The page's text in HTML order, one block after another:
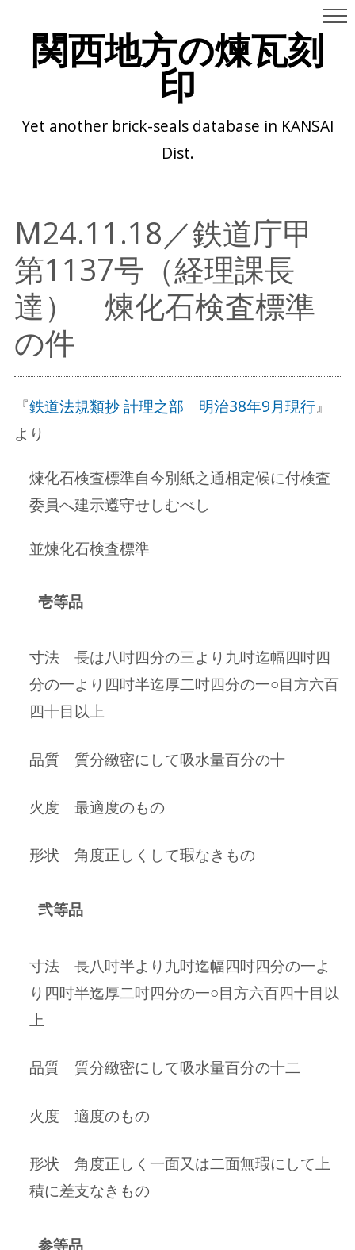
関西地方の煉瓦刻
印
Yet another brick-seals database in KANSAI
Dist.
M24.11.18／鉄道庁甲
第1137号（経理課長
達） 煉化石検査標準
の件
『鉄道法規類抄 計理之部 明治38年9月現行』
より
煉化石検査標準自今別紙之通相定候に付検査
委員へ建示遵守せしむべし
並煉化石検査標準
壱等品
寸法 長は八吋四分の三より九吋迄幅四吋四
分の一より四吋半迄厚二吋四分の一○目方六百
四十目以上
品質 質分緻密にして吸水量百分の十
火度 最適度のもの
形状 角度正しくして瑕なきもの
弐等品
寸法 長八吋半より九吋迄幅四吋四分の一よ
り四吋半迄厚二吋四分の一○目方六百四十目以
上
品質 質分緻密にして吸水量百分の十二
火度 適度のもの
形状 角度正しく一面又は二面無瑕にして上
積に差支なきもの
参等品